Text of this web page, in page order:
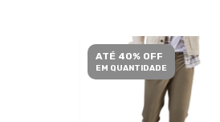
ATÉ 40% OFF
EM QUANTIDADE